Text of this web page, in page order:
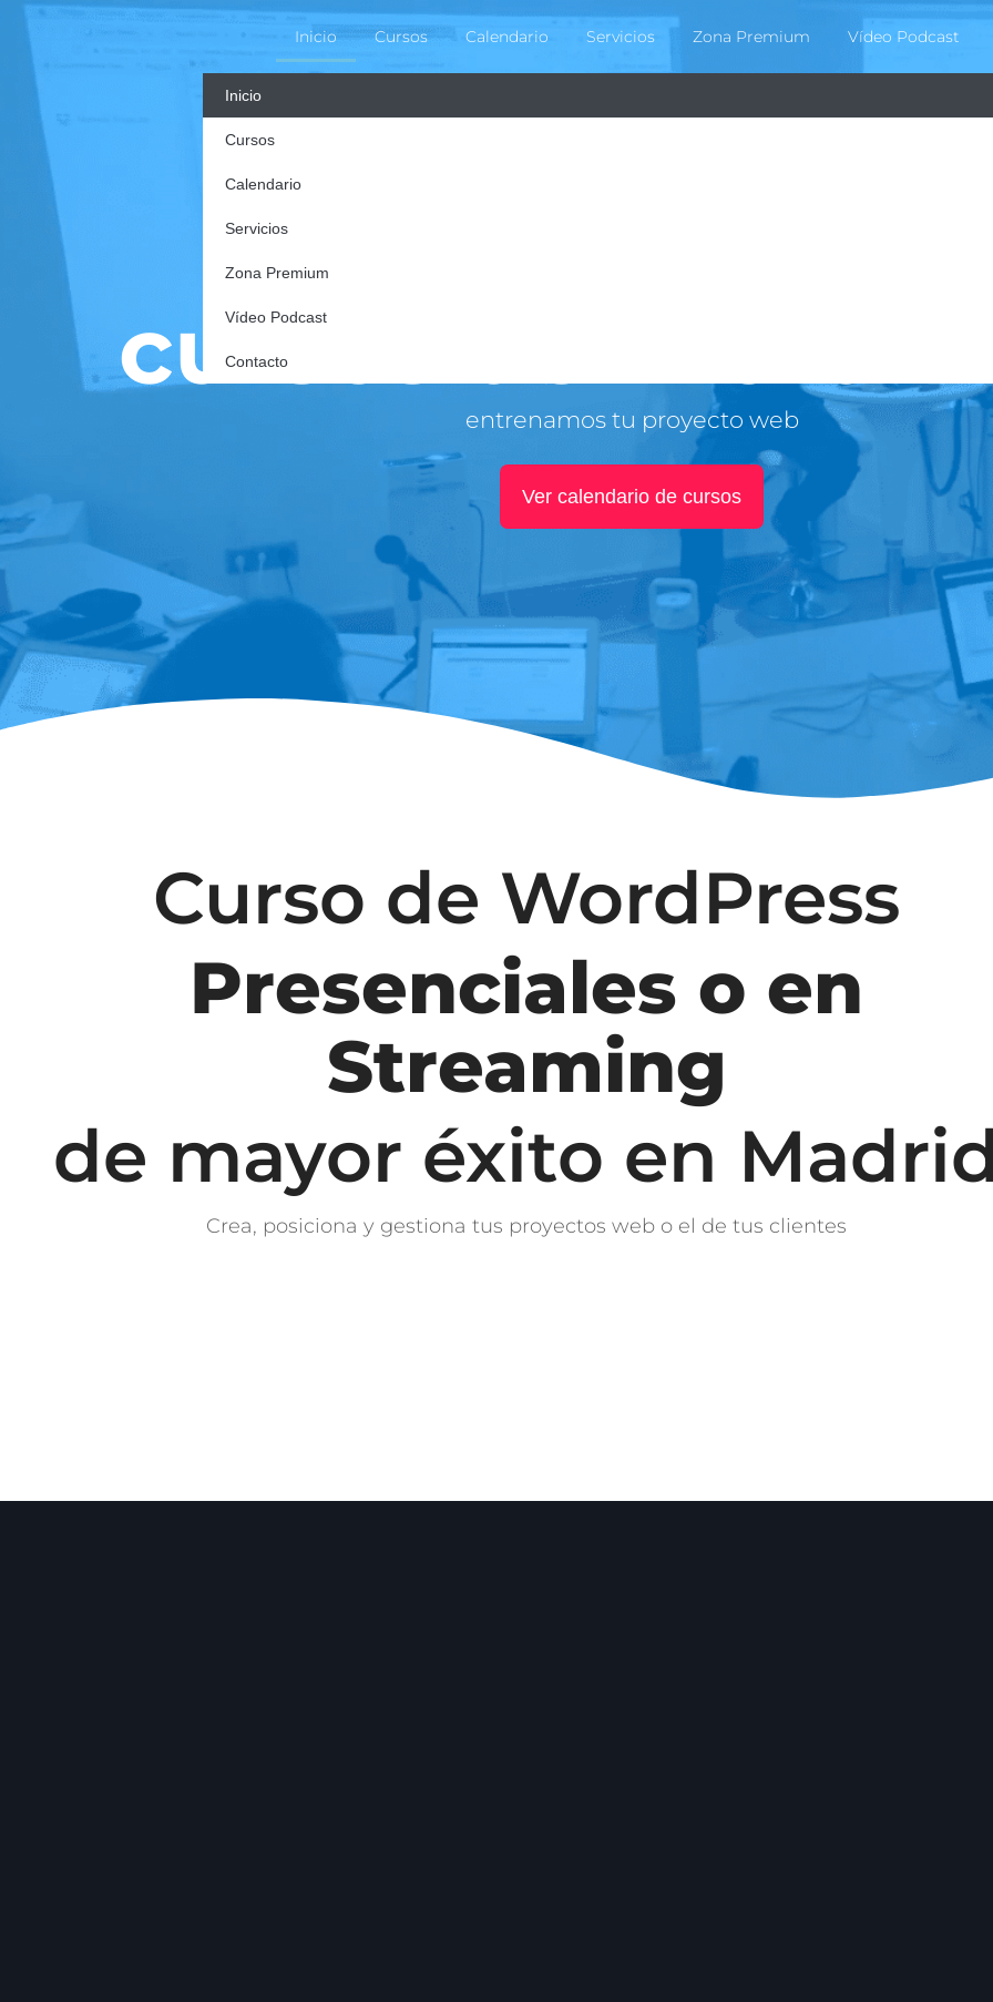
Inicio Cursos Calendario Servicios Zona Premium Vídeo Podcast
Inicio
Cursos
Calendario
Servicios
Zona Premium
Vídeo Podcast
Contacto
una manera diferente de aprender a diseñar proyectos
cursos de
entrenamos tu proyecto web
Ver calendario de cursos
Curso de WordPress
Presenciales o en
Streaming
de mayor éxito en
Crea, posiciona y gestiona tus proyectos web o el de tus clientes